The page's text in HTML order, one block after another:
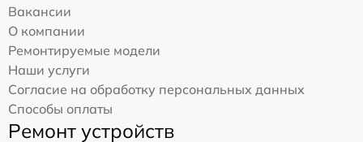
Вакансии
О компании
Ремонтируемые модели
Наши услуги
Согласие на обработку персональных данных
Способы оплаты
Ремонт устройств